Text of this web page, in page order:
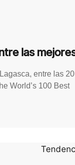
las
entre las 20
World’s 100 Best